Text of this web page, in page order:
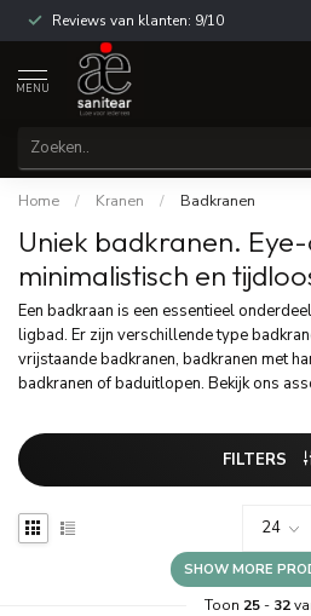
Reviews van klanten: 9/10
MENU
Home / Kranen / Badkranen
Uniek badkranen.
minimalistisch en
Een badkraan is een essentieel
ligbad. Er zijn verschillende type
vrijstaande badkranen, badkranen met
badkranen of baduitlopen. Bekijk ons
FILTERS
SHOW MORE
Toon 25- 32